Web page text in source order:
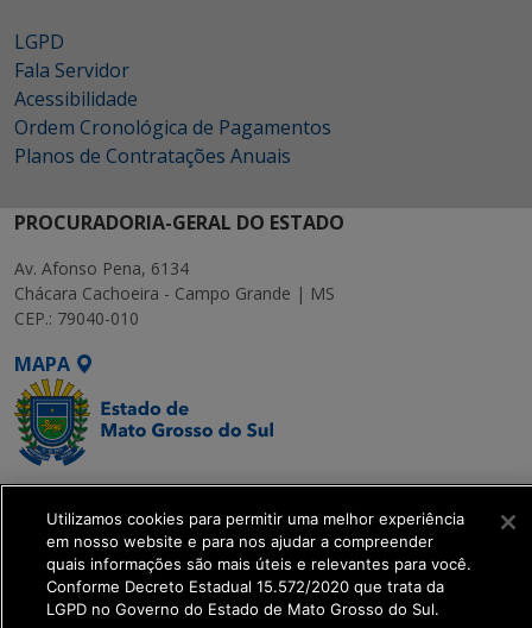
LGPD
Fala Servidor
Acessibilidade
Ordem Cronológica de Pagamentos
Planos de Contratações Anuais
PROCURADORIA-GERAL DO ESTADO
Av. Afonso Pena, 6134
Chácara Cachoeira - Campo Grande | MS
CEP.: 79040-010
MAPA
SETDIG | Secretaria-
Executiva de
Transformação Digital
get_footer();
Utilizamos cookies para permitir uma melhor experiência
em nosso website e para nos ajudar a compreender
quais informações são mais úteis e relevantes para você.
Conforme Decreto Estadual 15.572/2020 que trata da
LGPD no Governo do Estado de Mato Grosso do Sul.